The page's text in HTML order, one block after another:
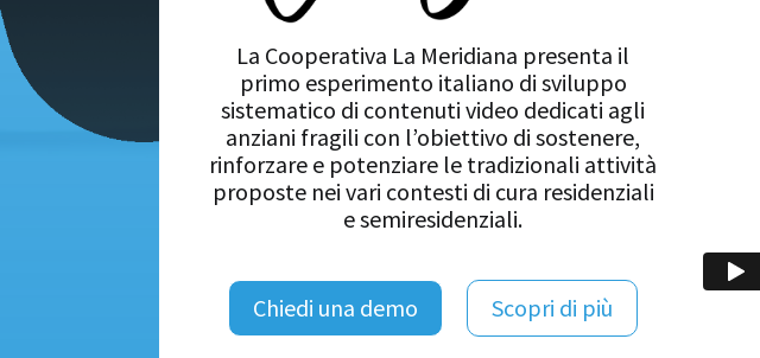
La Cooperativa La Meridiana presenta il
primo esperimento italiano di sviluppo
sistematico di contenuti video dedicati agli
anziani fragili con l’obiettivo di sostenere,
rinforzare e potenziare le tradizionali attività
proposte nei vari contesti di cura residenziali
e semiresidenziali.
Chiedi una demo Scopri di più